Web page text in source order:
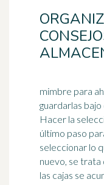
mimbre para
guardarlas
Hacer la
último paso
seleccionar lo
nuevo, se trata
las cajas se